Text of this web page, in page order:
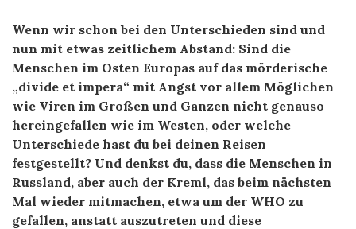
Wenn wir schon bei den Unterschieden sind und
nun mit etwas zeitlichem Abstand: Sind die
Menschen im Osten Europas auf das mörderische
„divide et impera“ mit Angst vor allem Möglichen
wie Viren im Großen und Ganzen nicht genauso
hereingefallen wie im Westen, oder welche
Unterschiede hast du bei deinen Reisen
festgestellt? Und denkst du, dass die Menschen in
Russland, aber auch der Kreml, das beim nächsten
Mal wieder mitmachen, etwa um der WHO zu
gefallen, anstatt auszutreten und diese